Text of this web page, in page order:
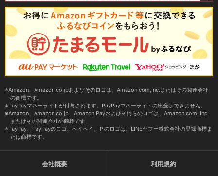
Amazon、Amazon.co.jpおよびそのロゴは、Amazon.com,Inc.またはその関連会社
の商標です。
PayPayマネーライトが付与されます。PayPayマネーライトの出金はできません。
Amazon、Amazon.co.jp、Amazon Payおよびそれらのロゴは、Amazon.com, Inc.
またはその関連会社の商標です。
PayPay、PayPayのロゴ、ペイペイ、Ｐのロゴは、LINEヤフー株式会社の登録商標ま
たは商標です。
会社概要 利用規約